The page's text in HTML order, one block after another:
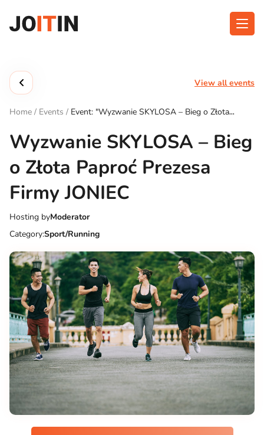
content
Get the App:
View all events
Home / Events / Event: "Wyzwanie SKYLOSA – Bieg o Złota
Wyzwanie SKYLOSA – Bieg
o Złota Paproć Prezesa
Firmy JONIEC
Hosting byModerator
Category:Sport/Running